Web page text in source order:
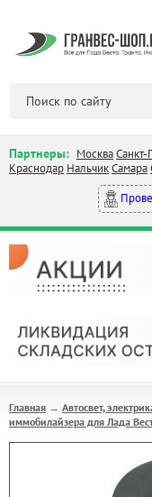
Партнеры: МоскваСанкт-
Краснодар НальчикСамара
Главная → Автосвет,
иммобилайзера для Лада